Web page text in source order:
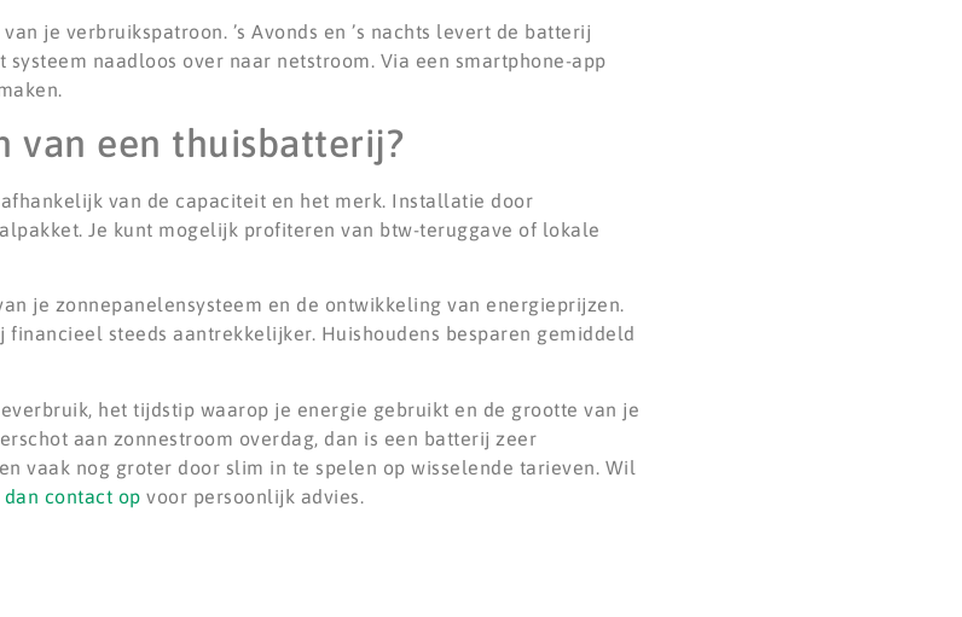
je verbruikspatroon. ’s Avonds en ’s nachts levert de batterij
naadloos over naar netstroom. Via een smartphone-app
van een thuisbatterij?
van de capaciteit en het merk. Installatie door
Je kunt mogelijk profiteren van btw-teruggave of lokale
je zonnepanelensysteem en de ontwikkeling van energieprijzen.
steeds aantrekkelijker. Huishoudens besparen gemiddeld
het tijdstip waarop je energie gebruikt en de grootte van je
aan zonnestroom overdag, dan is een batterij zeer
vaak nog groter door slim in te spelen op wisselende tarieven. Wil
dan contact op voor persoonlijk advies.